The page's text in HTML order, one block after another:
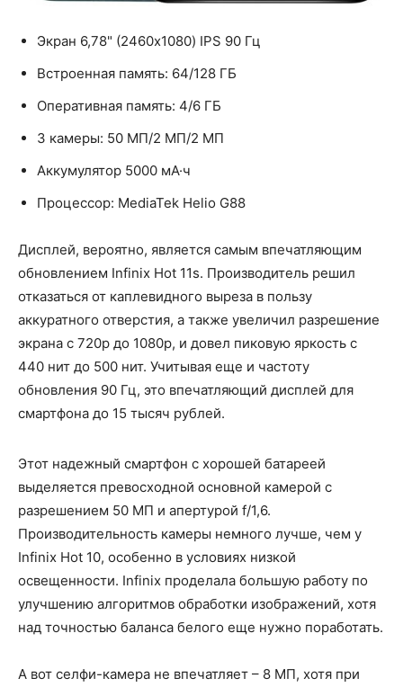
Экран 6,78" (2460x1080) IPS 90 Гц
Встроенная память: 64/128 ГБ
Оперативная память: 4/6 ГБ
3 камеры: 50 МП/2 МП/2 МП
Аккумулятор 5000 мА·ч
Процессор: MediaTek Helio G88
Дисплей, вероятно, является самым впечатляющим
обновлением Infinix Hot 11s. Производитель решил
отказаться от каплевидного выреза в пользу
аккуратного отверстия, а также увеличил разрешение
экрана с 720p до 1080p, и довел пиковую яркость с
440 нит до 500 нит. Учитывая еще и частоту
обновления 90 Гц, это впечатляющий дисплей для
смартфона до 15 тысяч рублей.
Этот надежный смартфон с хорошей батареей
выделяется превосходной основной камерой с
разрешением 50 МП и апертурой f/1,6.
Производительность камеры немного лучше, чем у
Infinix Hot 10, особенно в условиях низкой
освещенности. Infinix проделала большую работу по
улучшению алгоритмов обработки изображений, хотя
над точностью баланса белого еще нужно поработать.
А вот селфи-камера не впечатляет – 8 МП, хотя при